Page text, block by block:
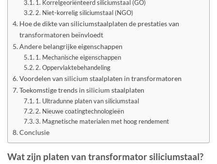
1. Korrelgeoriënteerd siliciumstaal (GO)
2. Niet-korrelig siliciumstaal (NGO)
Hoe de dikte van siliciumstaalplaten de prestaties van
transformatoren beïnvloedt
Andere belangrijke eigenschappen
1. Mechanische eigenschappen
2. Oppervlaktebehandeling
Voordelen van silicium staalplaten in transformatoren
Toekomstige trends in silicium staalplaten
1. Ultradunne platen van siliciumstaal
2. Nieuwe coatingtechnologieën
3. Magnetische materialen met hoog rendement
Conclusie
Wat zijn platen van transformator siliciumstaal?